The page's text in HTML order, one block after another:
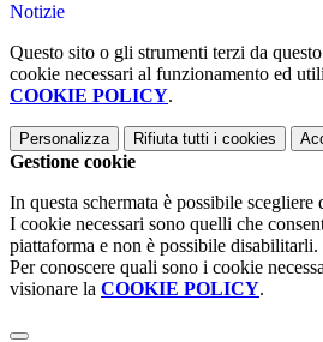
Notizie
Questo sito o gli strumenti terzi da
cookie necessari al funzionamento ed
COOKIE POLICY.
Personalizza Rifiuta tutti i cookies
Gestione cookie
In questa schermata è possibile
I cookie necessari sono quelli che
piattaforma e non è possibile disabilitarli.
Per conoscere quali sono i cookie
visionare la COOKIE POLICY.